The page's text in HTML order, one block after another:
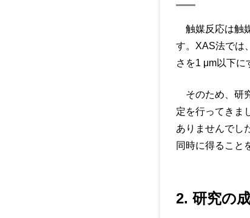
触媒反応は触
す。XAS法では
さを1 μm以下に
そのため、研
定を行ってきま
ありませんでし
同時に得ること
2. 研究の